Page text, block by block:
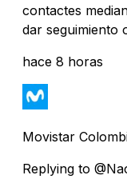
contactes
dar seguimiento
hace 8 horas
Movistar
Replying to